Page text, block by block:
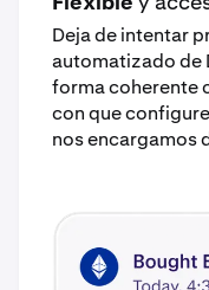
Deja de intentar
automatizado de
forma coherente
con que
nos encargamos